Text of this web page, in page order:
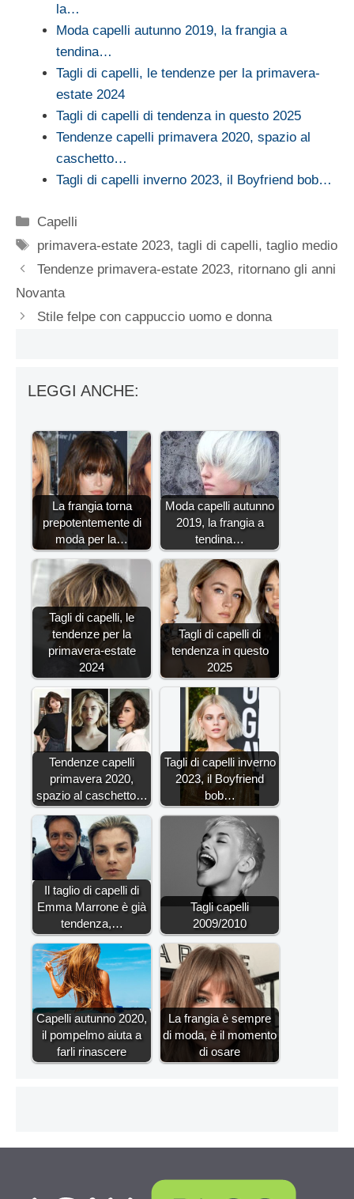
la…
Moda capelli autunno 2019, la frangia a
tendina…
Tagli di capelli, le tendenze per la primavera-
estate 2024
Tagli di capelli di tendenza in questo 2025
Tendenze capelli primavera 2020, spazio al
caschetto…
Tagli di capelli inverno 2023, il Boyfriend bob…
Categorie
Capelli
Tag
primavera-estate 2023,tagli di capelli,taglio medio
Tendenze primavera-estate 2023, ritornano gli anni
Novanta
Stile felpe con cappuccio uomo e donna
LEGGI ANCHE:
La frangia torna
prepotentemente di
moda per la…
Moda capelli autunno
2019, la frangia a
tendina…
Tagli di capelli, le
tendenze per la
primavera-estate
2024
Tagli di capelli di
tendenza in questo
2025
Tendenze capelli
primavera 2020,
spazio al caschetto…
Tagli di capelli inverno
2023, il Boyfriend
bob…
Il taglio di capelli di
Emma Marrone è già
tendenza,…
Tagli capelli
2009/2010
Capelli autunno 2020,
il pompelmo aiuta a
farli rinascere
La frangia è sempre
di moda, è il momento
di osare